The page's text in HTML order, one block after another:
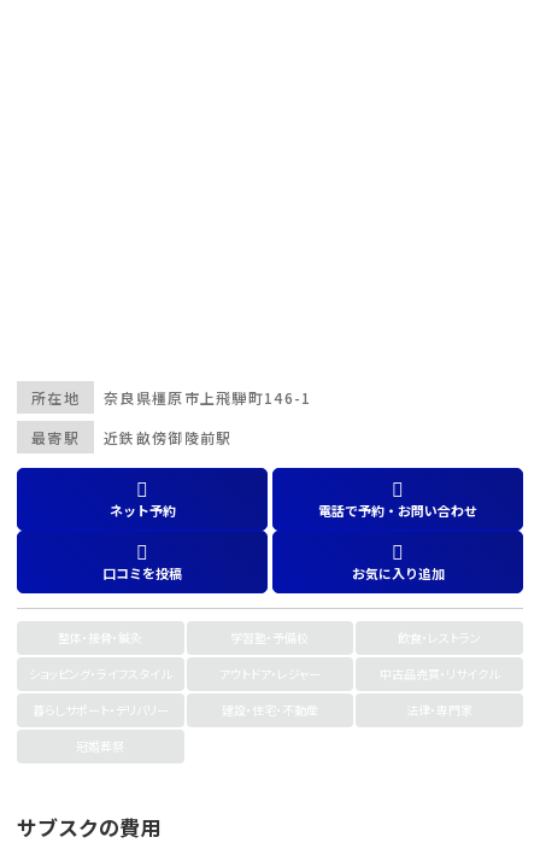
最寄駅 近鉄畝傍御陵前駅
所在地 奈良県橿原市上飛騨町146-1
ネット予約 電話で予約・お問い合わせ
口コミを投稿 お気に入り追加
整体・接骨・鍼灸 学習塾・予備校
飲食・レストラン
ショッピング・ライフスタイル
アウトドア・レジャー
中古品売買・リサイクル
暮らしサポート・デリバリー
建設・住宅・不動産
法律・専門家
冠婚葬祭
サブスクの費用